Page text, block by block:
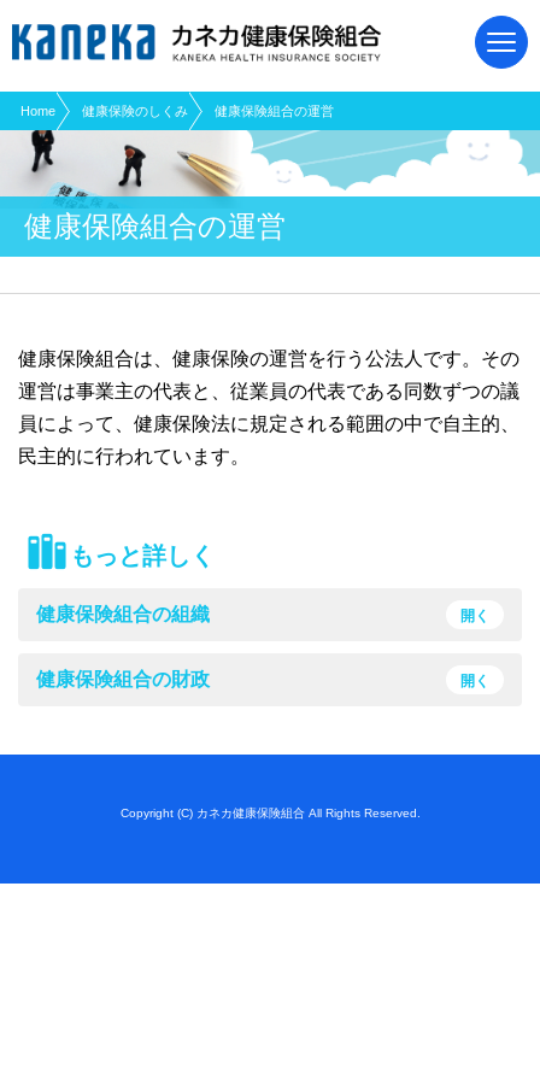
Home 健康保険のしくみ 健康保険組合の運営
健康保険組合の運営
健康保険組合は、健康保険の運営を行う公法人です。その
運営は事業主の代表と、従業員の代表である同数ずつの議
員によって、健康保険法に規定される範囲の中で自主的、
民主的に行われています。
もっと詳しく
健康保険組合の組織 開く
健康保険組合の財政 開く
Copyright (C) カネカ健康保険組合 All Rights Reserved.